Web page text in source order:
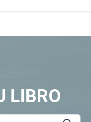
LIBRO